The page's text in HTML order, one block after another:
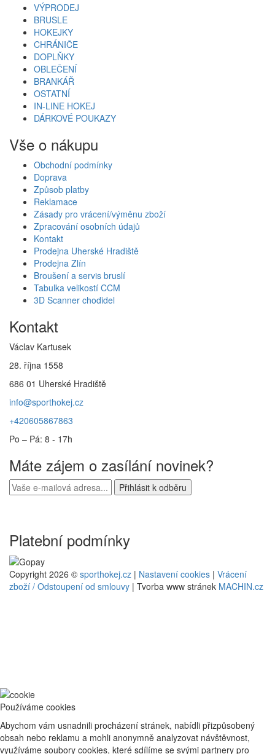
VÝPRODEJ
BRUSLE
HOKEJKY
CHRÁNIČE
DOPLŇKY
OBLEČENÍ
BRANKÁŘ
OSTATNÍ
IN-LINE HOKEJ
DÁRKOVÉ POUKAZY
Vše o nákupu
Obchodní podmínky
Doprava
Způsob platby
Reklamace
Zásady pro vrácení/výměnu zboží
Zpracování osobních údajů
Kontakt
Prodejna Uherské Hradiště
Prodejna Zlín
Broušení a servis bruslí
Tabulka velikostí CCM
3D Scanner chodidel
Kontakt
Václav Kartusek
28. října 1558
686 01 Uherské Hradiště
info@sporthokej.cz
+420605867863
Po – Pá: 8 - 17h
Máte zájem o zasílání novinek?
Platební podmínky
Copyright 2026 © sporthokej.cz | Nastavení cookies | Vrácení
zboží / Odstoupení od smlouvy | Tvorba www stránek MACHIN.cz
Používáme cookies
Abychom vám usnadnili procházení stránek, nabídli přizpůsobený
obsah nebo reklamu a mohli anonymně analyzovat návštěvnost,
využíváme soubory cookies, které sdílíme se svými partnery pro